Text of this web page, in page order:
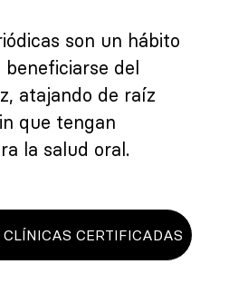
son un hábito
del
atajando de raíz
que tengan
la salud oral.
CERTIFICADAS